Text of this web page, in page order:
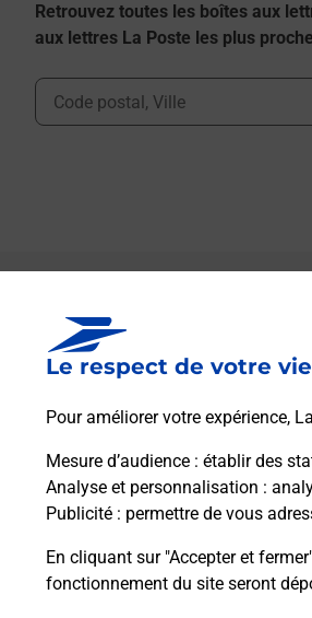
Le respect de votre
Pour améliorer votre expérience,
Mesure d’audience : établir des
Analyse et personnalisation :
Publicité : permettre de vous
En cliquant sur "Accepter et
fonctionnement du site seront
Retrouvez toutes les boîtes aux
aux lettres La Poste les plus
Ville, Département, Code Postal
Boîte aux lettres
Prochaine collecte du
25240 Le Crouzet
Itinéraire